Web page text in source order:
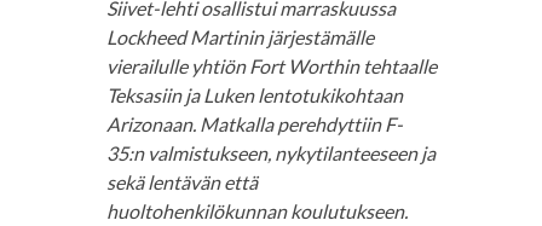
Siivet-lehti osallistui marraskuussa
Lockheed Martinin järjestämälle
vierailulle yhtiön Fort Worthin tehtaalle
Teksasiin ja Luken lentotukikohtaan
Arizonaan. Matkalla perehdyttiin F-
35:n valmistukseen, nykytilanteeseen ja
sekä lentävän että
huoltohenkilökunnan koulutukseen.